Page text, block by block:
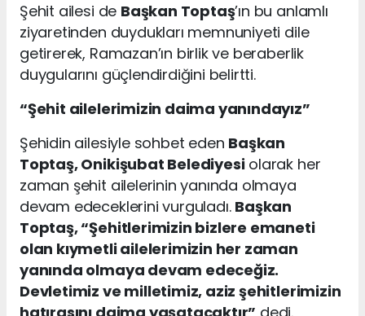
Şehit ailesi de Başkan Toptaş’ın bu anlamlı
ziyaretinden duydukları memnuniyeti dile
getirerek, Ramazan’ın birlik ve beraberlik
duygularını güçlendirdiğini belirtti.
“Şehit ailelerimizin daima yanındayız”
Şehidin ailesiyle sohbet eden Başkan
Toptaş, Onikişubat Belediyesiolarak her
zaman şehit ailelerinin yanında olmaya
devam edeceklerini vurguladı. Başkan
Toptaş, “Şehitlerimizin bizlere emaneti
olan kıymetli ailelerimizin her zaman
yanında olmaya devam edeceğiz.
Devletimiz ve milletimiz, aziz şehitlerimizin